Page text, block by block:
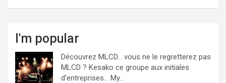
I'm popular
Découvrez MLCD… vous ne le regretterez pas
MLCD ? Kesako ce groupe aux initiales
d’entreprises… My...